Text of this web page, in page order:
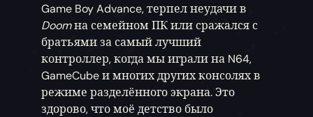
Game Boy Advance, терпел неудачи в
Doomна семейном ПК или сражался с
братьями за самый лучший
контроллер, когда мы играли на N64,
GameCube и многих других консолях в
режиме разделённого экрана. Это
здорово, что моё детство было